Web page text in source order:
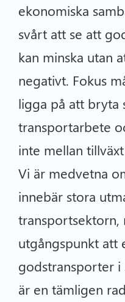
ekonomiska
svårt att se att
kan minska utan
negativt. Fokus
ligga på att bryta
transportarbete
inte mellan
Vi är medvetna
innebär stora
transportsektorn,
utgångspunkt att
godstransporter i
är en tämligen